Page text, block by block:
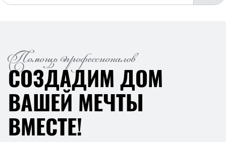
Помощь профессионалов
СОЗДАДИМ ДОМ
ВАШЕЙ МЕЧТЫ
ВМЕСТЕ!